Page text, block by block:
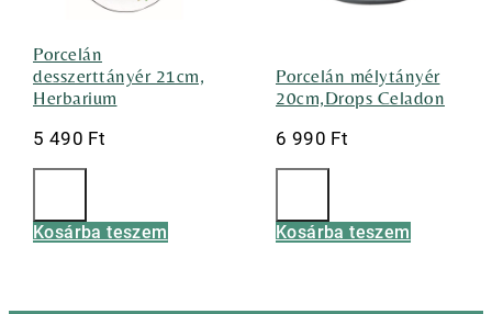
Porcelán
desszerttányér 21cm,
Herbarium
5 490 Ft
Kosárba teszem
Porcelán mélytányér
20cm,Drops Celadon
6 990 Ft
Kosárba teszem